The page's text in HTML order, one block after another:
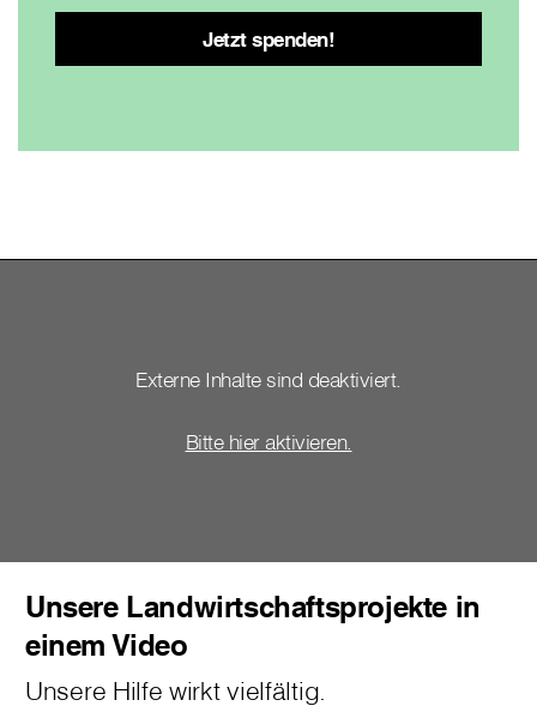
Externe Inhalte sind deaktiviert.
Bitte hier aktivieren.
Unsere Landwirtschaftsprojekte in
einem Video
Unsere Hilfe wirkt vielfältig.